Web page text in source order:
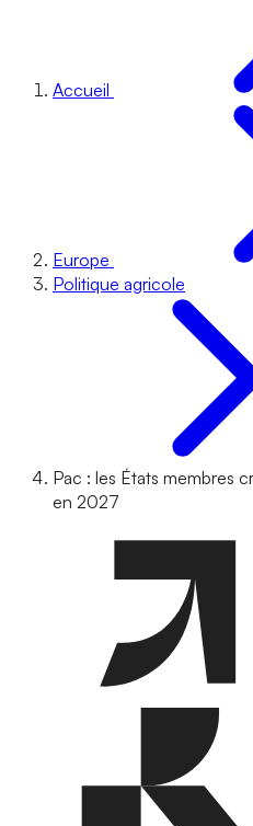
Accueil
Europe
Politique agricole
Pac : les États membres
en 2027